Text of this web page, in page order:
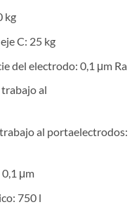
kg
C: 25 kg
del electrodo: 0,1 μm Ra
al
al portaelectrodos:
μm
750 l